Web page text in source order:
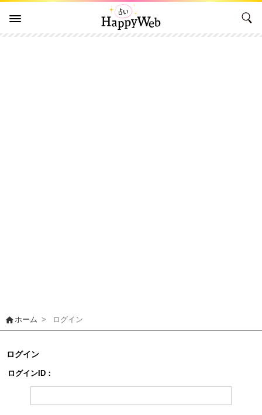
homeホーム > ログイン
ログイン
ログインID：